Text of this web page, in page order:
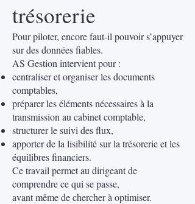
trésorerie
Pour piloter, encore faut-il pouvoir s’appuyer
sur des données fiables.
AS Gestion intervient pour :
centraliser et organiser les documents
comptables,
préparer les éléments nécessaires à la
transmission au cabinet comptable,
structurer le suivi des flux,
apporter de la lisibilité sur la trésorerie et les
équilibres financiers.
Ce travail permet au dirigeant de
comprendre ce qui se passe,
avant même de chercher à optimiser.